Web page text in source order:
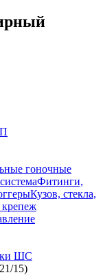
гоночные
Фитинги,
Кузов, стекла,
ШС
15)